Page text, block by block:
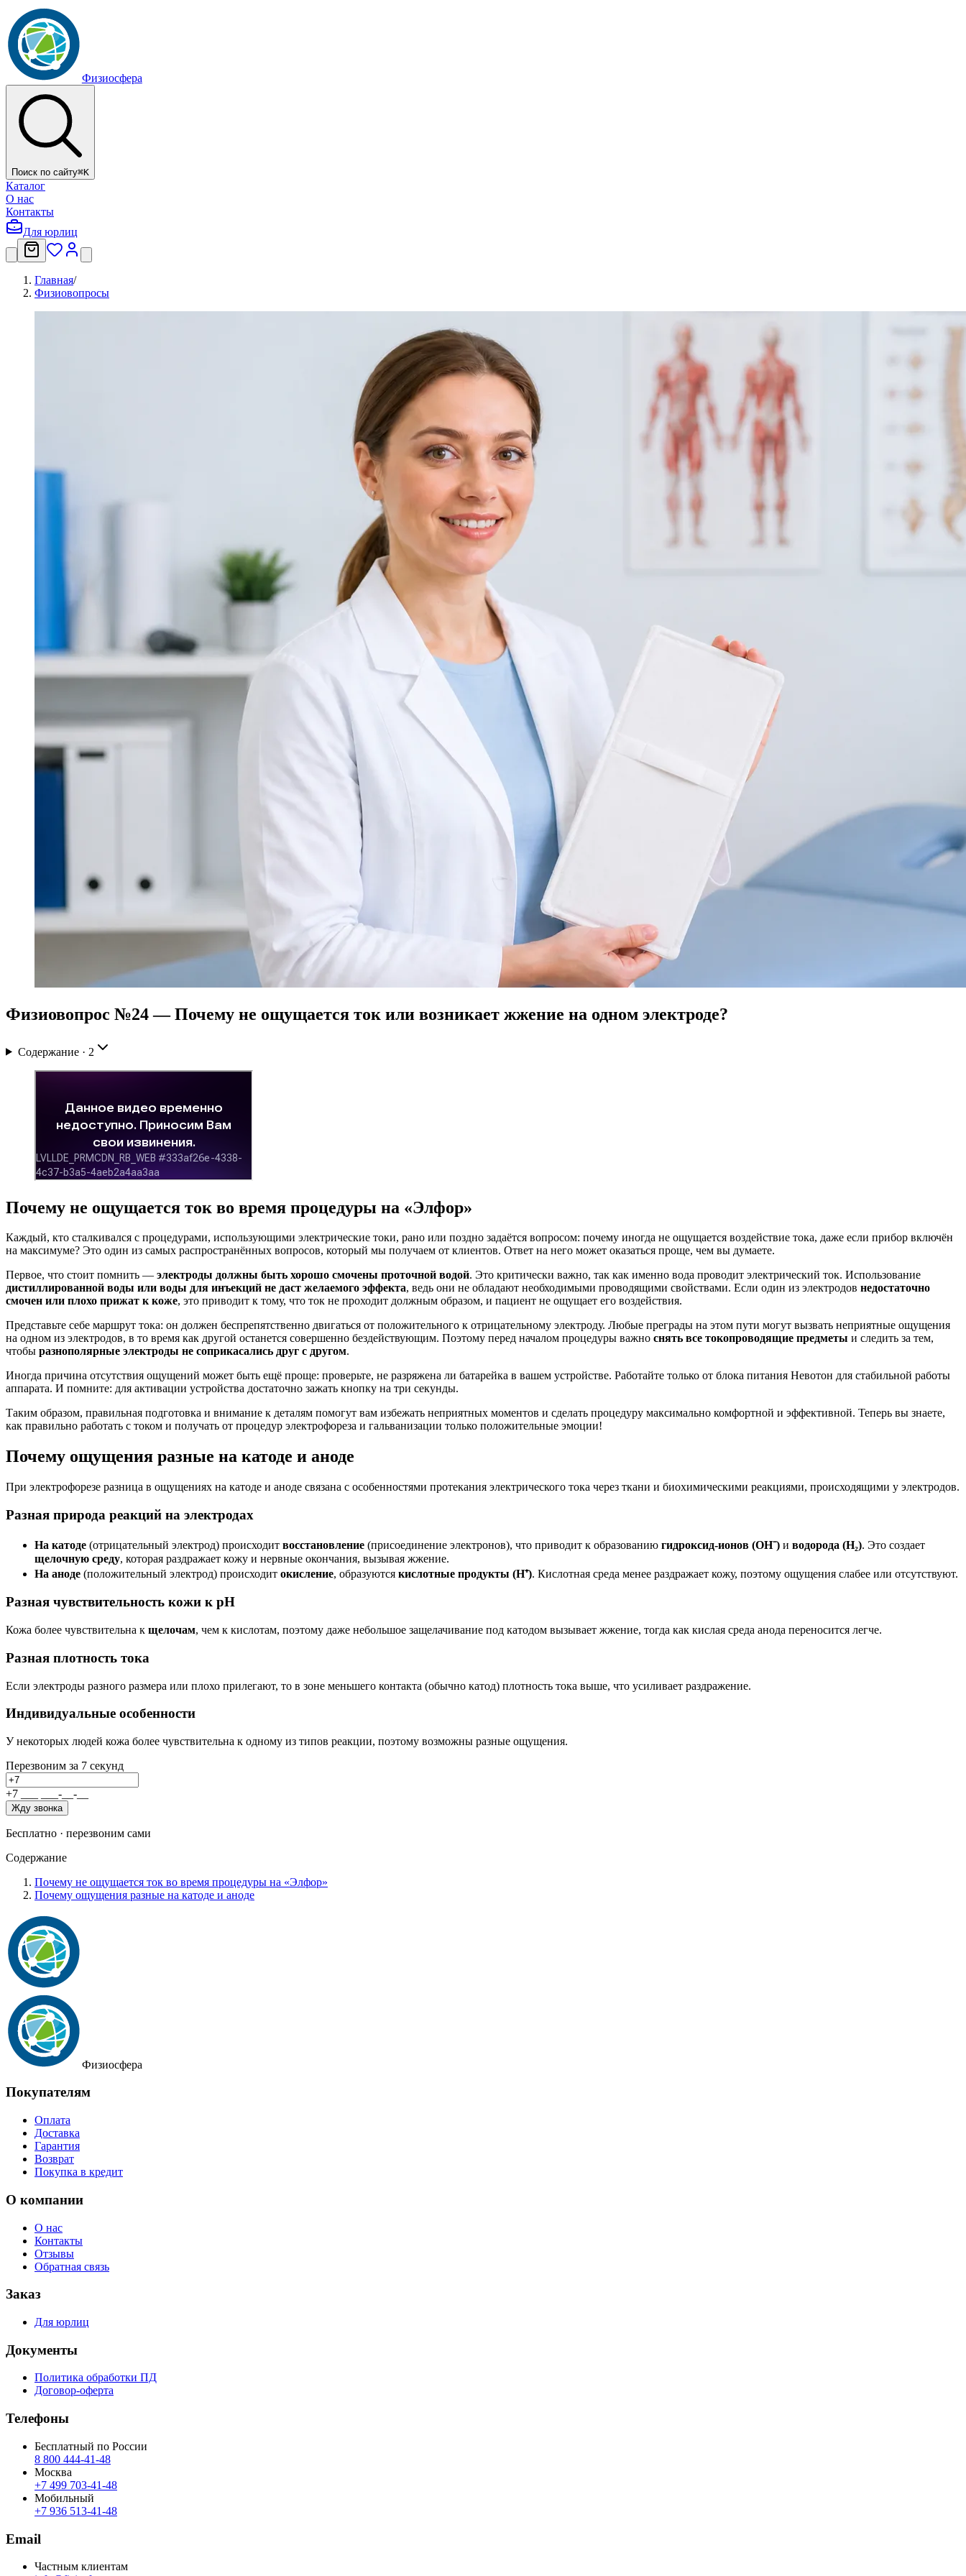
Физиосфера
Поиск по сайту⌘K
Каталог
О нас
Контакты
Для юрлиц
Главная/
Физиовопросы
Физиовопрос №24 — Почему не ощущается ток или возникает жжение на одном электроде?
Содержание · 2
Почему не ощущается ток во время процедуры на «Элфор»
Каждый, кто сталкивался с процедурами, использующими электрические токи, рано или поздно задаётся вопросом: почему иногда не ощущается воздействие тока, даже если прибор включён
на максимуме? Это один из самых распространённых вопросов, который мы получаем от клиентов. Ответ на него может оказаться проще, чем вы думаете.
Первое, что стоит помнить — электроды должны быть хорошо смочены проточной водой. Это критически важно, так как именно вода проводит электрический ток. Использование
дистиллированной воды или воды для инъекций не даст желаемого эффекта, ведь они не обладают необходимыми проводящими свойствами. Если один из электродов недостаточно
смочен или плохо прижат к коже, это приводит к тому, что ток не проходит должным образом, и пациент не ощущает его воздействия.
Представьте себе маршрут тока: он должен беспрепятственно двигаться от положительного к отрицательному электроду. Любые преграды на этом пути могут вызвать неприятные ощущения
на одном из электродов, в то время как другой останется совершенно бездействующим. Поэтому перед началом процедуры важно снять все токопроводящие предметы и следить за тем,
чтобы разнополярные электроды не соприкасались друг с другом.
Иногда причина отсутствия ощущений может быть ещё проще: проверьте, не разряжена ли батарейка в вашем устройстве. Работайте только от блока питания Невотон для стабильной работы
аппарата. И помните: для активации устройства достаточно зажать кнопку на три секунды.
Таким образом, правильная подготовка и внимание к деталям помогут вам избежать неприятных моментов и сделать процедуру максимально комфортной и эффективной. Теперь вы знаете,
как правильно работать с током и получать от процедур электрофореза и гальванизации только положительные эмоции!
Почему ощущения разные на катоде и аноде
При электрофорезе разница в ощущениях на катоде и аноде связана с особенностями протекания электрического тока через ткани и биохимическими реакциями, происходящими у электродов.
Разная природа реакций на электродах
На катоде (отрицательный электрод) происходит восстановление (присоединение электронов), что приводит к образованию гидроксид-ионов (OH⁻) и водорода (H₂). Это создает
щелочную среду, которая раздражает кожу и нервные окончания, вызывая жжение.
На аноде (положительный электрод) происходит окисление, образуются кислотные продукты (H⁺). Кислотная среда менее раздражает кожу, поэтому ощущения слабее или отсутствуют.
Разная чувствительность кожи к pH
Кожа более чувствительна к щелочам, чем к кислотам, поэтому даже небольшое защелачивание под катодом вызывает жжение, тогда как кислая среда анода переносится легче.
Разная плотность тока
Если электроды разного размера или плохо прилегают, то в зоне меньшего контакта (обычно катод) плотность тока выше, что усиливает раздражение.
Индивидуальные особенности
У некоторых людей кожа более чувствительна к одному из типов реакции, поэтому возможны разные ощущения.
Перезвоним за 7 секунд
+7 - -
Жду звонка
Бесплатно · перезвоним сами
Содержание
Почему не ощущается ток во время процедуры на «Элфор»
Почему ощущения разные на катоде и аноде
Физиосфера
Покупателям
Оплата
Доставка
Гарантия
Возврат
Покупка в кредит
О компании
О нас
Контакты
Отзывы
Обратная связь
Заказ
Для юрлиц
Документы
Политика обработки ПД
Договор-оферта
Телефоны
Бесплатный по России
8 800 444‑41‑48
Москва
+7 499 703‑41‑48
Мобильный
+7 936 513‑41‑48
Email
Частным клиентам